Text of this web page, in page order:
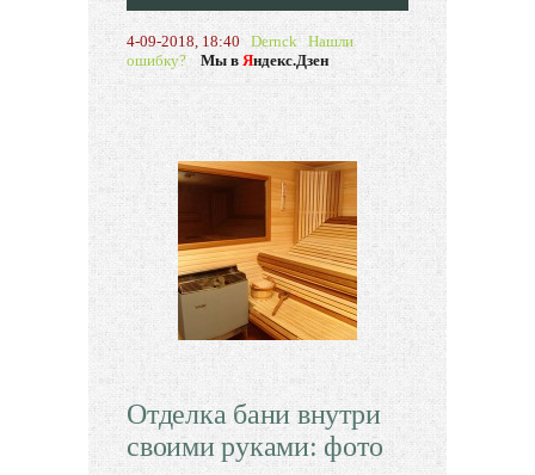
4-09-2018, 18:40 Dernck Нашли
ошибку?
Мы в Яндекс.Дзен
Отделка бани внутри
своими руками: фото